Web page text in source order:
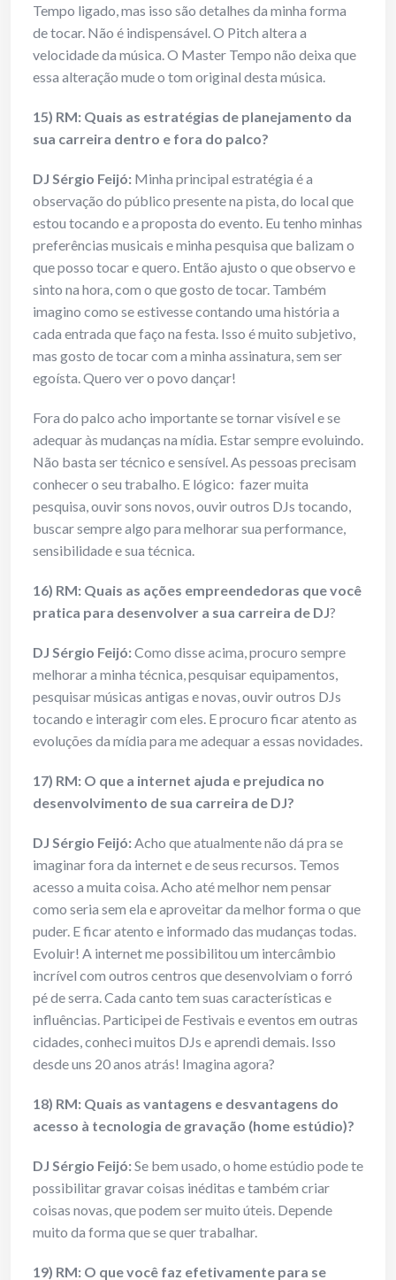
Tempo ligado, mas isso são detalhes da minha forma
de tocar. Não é indispensável. O Pitch altera a
velocidade da música. O Master Tempo não deixa que
essa alteração mude o tom original desta música.
15) RM: Quais as estratégias de planejamento da
sua carreira dentro e fora do palco?
DJ Sérgio Feijó: Minha principal estratégia é a
observação do público presente na pista, do local que
estou tocando e a proposta do evento. Eu tenho minhas
preferências musicais e minha pesquisa que balizam o
que posso tocar e quero. Então ajusto o que observo e
sinto na hora, com o que gosto de tocar. Também
imagino como se estivesse contando uma história a
cada entrada que faço na festa. Isso é muito subjetivo,
mas gosto de tocar com a minha assinatura, sem ser
egoísta. Quero ver o povo dançar!
Fora do palco acho importante se tornar visível e se
adequar às mudanças na mídia. Estar sempre evoluindo.
Não basta ser técnico e sensível. As pessoas precisam
conhecer o seu trabalho. E lógico: fazer muita
pesquisa, ouvir sons novos, ouvir outros DJs tocando,
buscar sempre algo para melhorar sua performance,
sensibilidade e sua técnica.
16) RM: Quais as ações empreendedoras que você
pratica para desenvolver a sua carreira de DJ?
DJ Sérgio Feijó:Como disse acima, procuro sempre
melhorar a minha técnica, pesquisar equipamentos,
pesquisar músicas antigas e novas, ouvir outros DJs
tocando e interagir com eles. E procuro ficar atento as
evoluções da mídia para me adequar a essas novidades.
17) RM: O que a internet ajuda e prejudica no
desenvolvimento de sua carreira de DJ?
DJ Sérgio Feijó:Acho que atualmente não dá pra se
imaginar fora da internet e de seus recursos. Temos
acesso a muita coisa. Acho até melhor nem pensar
como seria sem ela e aproveitar da melhor forma o que
puder. E ficar atento e informado das mudanças todas.
Evoluir! A internet me possibilitou um intercâmbio
incrível com outros centros que desenvolviam o forró
pé de serra. Cada canto tem suas características e
influências. Participei de Festivais e eventos em outras
cidades, conheci muitos DJs e aprendi demais. Isso
desde uns 20 anos atrás! Imagina agora?
18) RM: Quais as vantagens e desvantagens do
acesso à tecnologia de gravação (home estúdio)?
DJ Sérgio Feijó:Se bem usado, o home estúdio pode te
possibilitar gravar coisas inéditas e também criar
coisas novas, que podem ser muito úteis. Depende
muito da forma que se quer trabalhar.
19) RM: O que você faz efetivamente para se